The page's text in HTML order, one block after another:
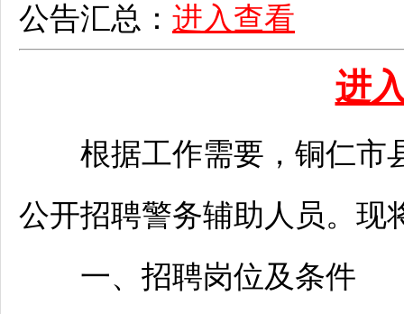
公告汇总： 进入查看
进
根据工作需要， 铜仁市
公开招聘警务辅助人员。现
一、 招聘岗位及条件